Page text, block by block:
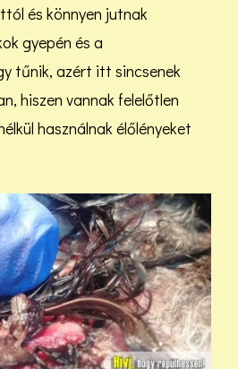
és könnyen jutnak
gyepén és a
tűnik, azért itt sincsenek
hiszen vannak felelőtlen
használnak élőlényeket